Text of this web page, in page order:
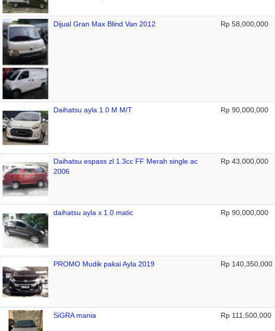
Dijual Gran Max Blind Van 2012 Rp 58,000,000
Daihatsu ayla 1.0 M M/T Rp 90,000,000
Daihatsu espass zl 1.3cc FF Merah single ac
2006
Rp 43,000,000
daihatsu ayla x 1.0 matic Rp 90,000,000
PROMO Mudik pakai Ayla 2019 Rp 140,350,000
SiGRA mania Rp 111,500,000